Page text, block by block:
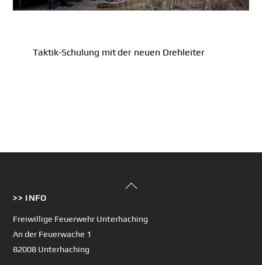
Taktik-Schulung mit der neuen Drehleiter
Back
>> INFO
Freiwillige Feuerwehr Unterhaching
An der Feuerwache 1
82008 Unterhaching